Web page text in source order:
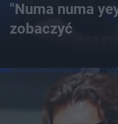
"Numa numa
zobaczyć